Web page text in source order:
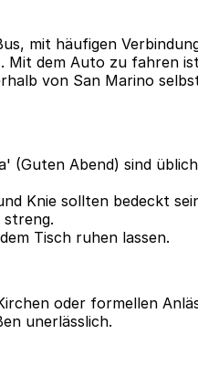
mit häufigen
Mit dem Auto zu fahren
von San Marino
(Guten Abend) sind
Knie sollten bedeckt
Tisch ruhen lassen.
oder formellen
unerlässlich.